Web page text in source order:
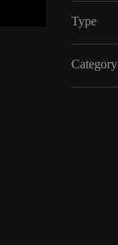
Type
Category